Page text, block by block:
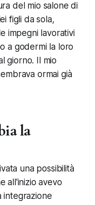
del mio salone di
figli da sola,
impegni lavorativi
a godermi la loro
giorno. Il mio
ormai già
la
una possibilità
all'inizio avevo
integrazione